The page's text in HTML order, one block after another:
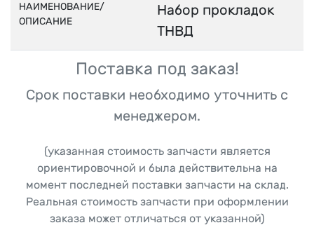
НАИМЕНОВАНИЕ/
ОПИСАНИЕ
Набор прокладок
ТНВД
Поставка под заказ!
Срок поставки необходимо уточнить с
менеджером.
(указанная стоимость запчасти является
ориентировочной и была действительна на
момент последней поставки запчасти на склад.
Реальная стоимость запчасти при оформлении
заказа может отличаться от указанной)